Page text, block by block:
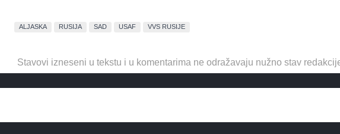
ALJASKA RUSIJA SAD USAF VVS RUSIJE
Stavovi izneseni u tekstu i u komentarima ne odražavaju nužno stav